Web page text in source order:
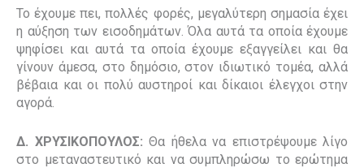
Το έχουμε πει, πολλές φορές, μεγαλύτερη σημασία έχει
η αύξηση των εισοδημάτων. Όλα αυτά τα οποία έχουμε
ψηφίσει και αυτά τα οποία έχουμε εξαγγείλει και θα
γίνουν άμεσα, στο δημόσιο, στον ιδιωτικό τομέα, αλλά
βέβαια και οι πολύ αυστηροί και δίκαιοι έλεγχοι στην
αγορά.
Δ. ΧΡΥΣΙΚΟΠΟΥΛΟΣ: Θα ήθελα να επιστρέψουμε λίγο
στο μεταναστευτικό και να συμπληρώσω το ερώτημα